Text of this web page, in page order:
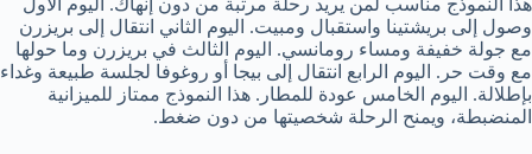
وصول إلى بريشتينا واستقبال ومبيت. اليوم الثاني انتقال إلى بريزرن
مع جولة خفيفة ومساء رومانسي. اليوم الثالث في بريزرن وما حولها
مع وقت حر. اليوم الرابع انتقال إلى بيجا أو روغوفا لجلسة طبيعة وغداء
بإطلالة. اليوم الخامس عودة للمطار. هذا النموذج ممتاز للميزانية
المنضبطة، ويمنح الرحلة شخصيتها من دون ضغط.